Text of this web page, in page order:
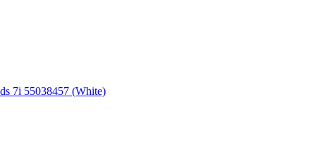
7i 55038457 (White)